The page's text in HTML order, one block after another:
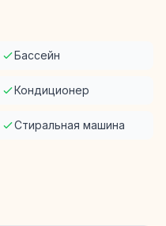
Бассейн
Кондиционер
Стиральная машина